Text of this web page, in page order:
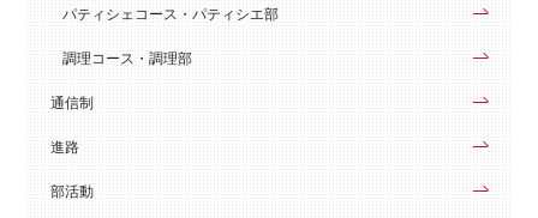
パティシェコース・パティシエ部
調理コース・調理部
通信制
進路
部活動